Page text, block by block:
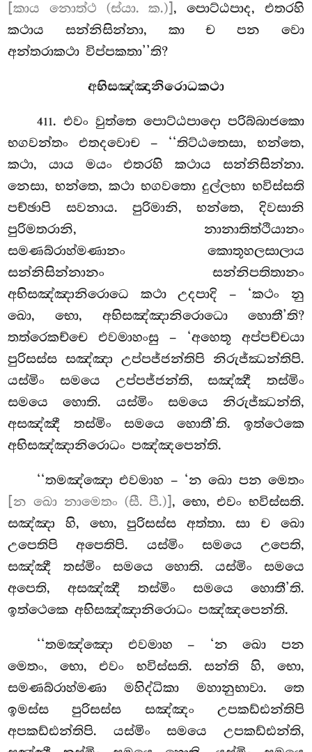
[කාය නොත්ථ (ස්යා. ක.)], පොට්ඨපාද, එතරහි
කථාය සන්නිසින්නා, කා ච පන වො
අන්තරාකථා විප්පකතා’’ති?
අභිසඤ්ඤානිරොධකථා
411. එවං වුත්තෙ පොට්ඨපාදො පරිබ්බාජකො
භගවන්තං එතදවොච – ‘‘තිට්ඨතෙසා, භන්තෙ,
කථා, යාය මයං එතරහි කථාය සන්නිසින්නා.
නෙසා, භන්තෙ, කථා භගවතො දුල්ලභා භවිස්සති
පච්ඡාපි සවනාය. පුරිමානි, භන්තෙ, දිවසානි
පුරිමතරානි, නානාතිත්ථියානං
සමණබ්රාහ්මණානං කොතූහලසාලාය
සන්නිසින්නානං සන්නිපතිතානං
අභිසඤ්ඤානිරොධෙ කථා උදපාදි – ‘කථං නු
ඛො, භො, අභිසඤ්ඤානිරොධො හොතී’ති?
තත්රෙකච්චෙ එවමාහංසු – ‘අහෙතූ අප්පච්චයා
පුරිසස්ස සඤ්ඤා උප්පජ්ජන්තිපි නිරුජ්ඣන්තිපි.
යස්මිං සමයෙ උප්පජ්ජන්ති, සඤ්ඤී තස්මිං
සමයෙ හොති. යස්මිං සමයෙ නිරුජ්ඣන්ති,
අසඤ්ඤී තස්මිං සමයෙ හොතී’ති. ඉත්ථෙකෙ
අභිසඤ්ඤානිරොධං පඤ්ඤපෙන්ති.
‘‘තමඤ්ඤො එවමාහ – ‘න ඛො පන මෙතං
[න ඛො නාමෙතං (සී. පී.)], භො, එවං භවිස්සති.
සඤ්ඤා හි, භො, පුරිසස්ස අත්තා. සා ච ඛො
උපෙතිපි අපෙතිපි. යස්මිං සමයෙ උපෙති,
සඤ්ඤී තස්මිං සමයෙ හොති. යස්මිං සමයෙ
අපෙති, අසඤ්ඤී තස්මිං සමයෙ හොතී’ති.
ඉත්ථෙකෙ අභිසඤ්ඤානිරොධං පඤ්ඤපෙන්ති.
‘‘තමඤ්ඤො එවමාහ – ‘න ඛො පන
මෙතං, භො, එවං භවිස්සති. සන්ති හි, භො,
සමණබ්රාහ්මණා මහිද්ධිකා මහානුභාවා. තෙ
ඉමස්ස පුරිසස්ස සඤ්ඤං උපකඩ්ඪන්තිපි
අපකඩ්ඪන්තිපි. යස්මිං සමයෙ උපකඩ්ඪන්ති,